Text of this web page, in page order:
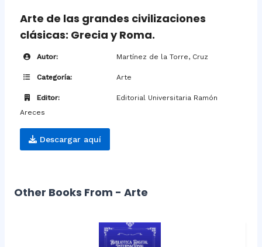
Arte de las grandes civilizaciones
clásicas: Grecia y Roma.
Autor: Martínez de la Torre, Cruz
Categoría: Arte
Editor:
Editorial Universitaria Ramón
Areces
Descargar aquí
Other Books From - Arte